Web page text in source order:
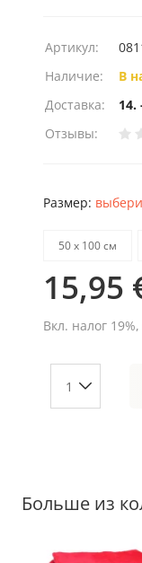
Артикул:
Наличие:
В
Доставка:
14.
Отзывы:
Размер:
50 х 100 см
15,95
Вкл. налог
Больше из